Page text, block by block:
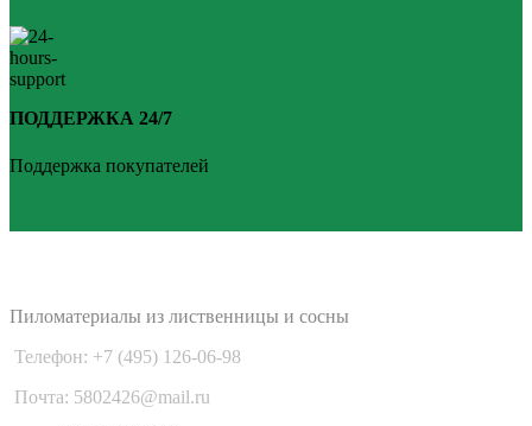
ПОДДЕРЖКА 24/7
Поддержка покупателей
Пиломатериалы из лиственницы и сосны
Телефон: +7 (495) 126-06-98
Почта: 5802426@mail.ru